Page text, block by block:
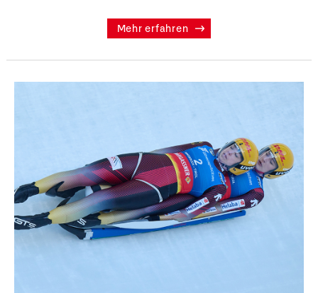
Mehr erfahren